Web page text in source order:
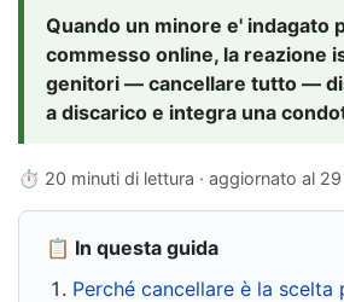
Quando un minore e' indagato
commesso online, la reazione
genitori — cancellare tutto —
a discarico e integra una
⏱ 20 minuti di lettura · aggiornato al
📋 In questa guida
Perché cancellare è la scelta